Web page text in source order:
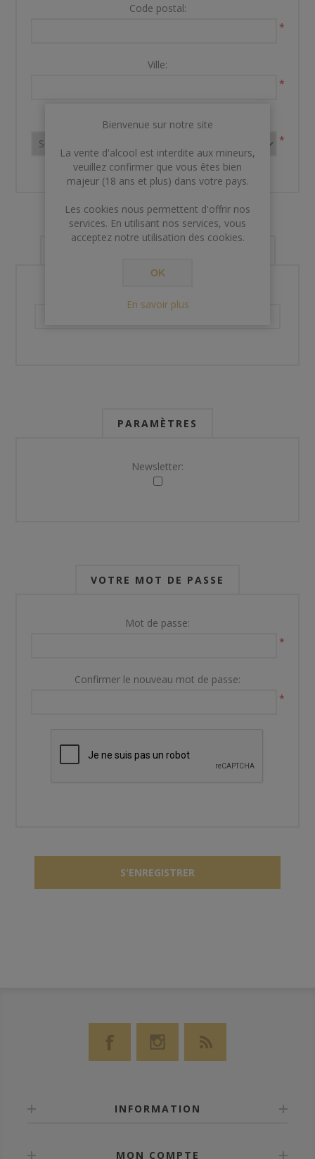
Code postal:
*
Ville:
*
Pays:
*
PARAMÈTRES
Newsletter:
VOTRE MOT DE PASSE
Mot de passe:
*
Confirmer le nouveau mot de passe:
*
INFORMATION
MON COMPTE
Bienvenue sur notre site
La vente d'alcool est interdite aux mineurs,
veuillez confirmer que vous êtes bien
majeur (18 ans et plus) dans votre pays.
Les cookies nous permettent d'offrir nos
services. En utilisant nos services, vous
acceptez notre utilisation des cookies.
OK
En savoir plus